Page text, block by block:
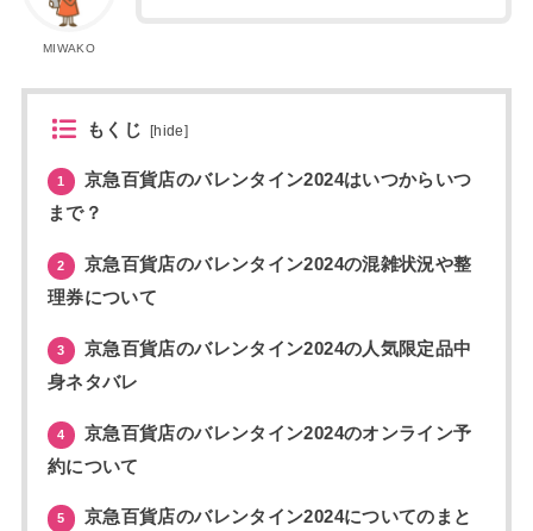
MIWAKO
もくじ [hide]
1
京急百貨店のバレンタイン2024はいつからいつ
まで？
2
京急百貨店のバレンタイン2024の混雑状況や整
理券について
3
京急百貨店のバレンタイン2024の人気限定品中
身ネタバレ
4
京急百貨店のバレンタイン2024のオンライン予
約について
5
京急百貨店のバレンタイン2024についてのまと